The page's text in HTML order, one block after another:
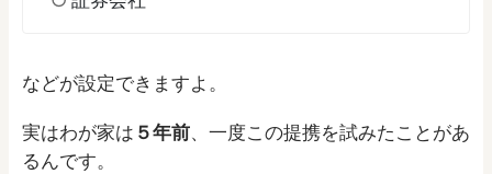
などが設定できますよ。
実はわが家は ５年前、一度この提携を試みたことがあ
るんです。